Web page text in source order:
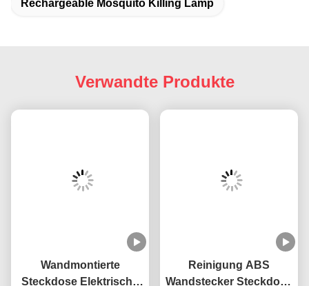
Steckdose Elektrische
395 NM UV
Wandstecker Steckdose
Elektrisch 395 NM UV